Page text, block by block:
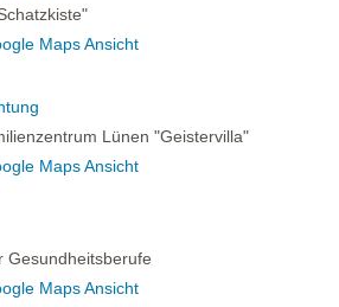
Maps Ansicht
Lünen "Geistervilla"
Maps Ansicht
Gesundheitsberufe
Maps Ansicht